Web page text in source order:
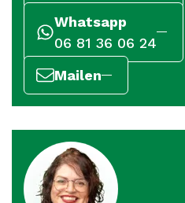
Whatsapp
06 81 36 06 24
Mailen